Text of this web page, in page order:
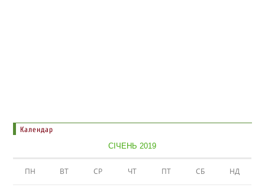
Календар
СІЧЕНЬ 2019
ПН ВТ СР ЧТ ПТ СБ НД